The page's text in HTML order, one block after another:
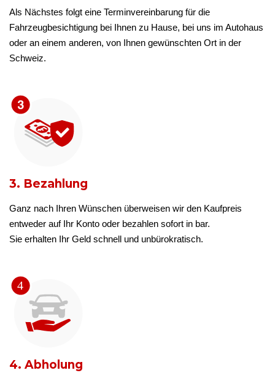
Als Nächstes folgt eine Terminvereinbarung für die
Fahrzeugbesichtigung bei Ihnen zu Hause, bei uns im Autohaus
oder an einem anderen, von Ihnen gewünschten Ort in der
Schweiz.
3. Bezahlung
Ganz nach Ihren Wünschen überweisen wir den Kaufpreis
entweder auf Ihr Konto oder bezahlen sofort in bar.
Sie erhalten Ihr Geld schnell und unbürokratisch.
4. Abholung